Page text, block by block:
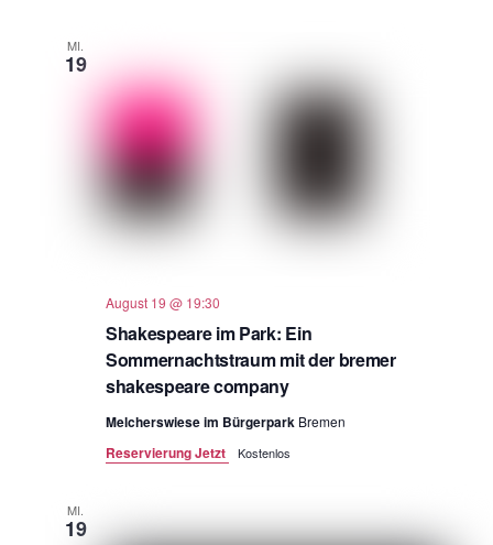
MI.
19
Shakespeare im Park: Ein
Sommernachtstraum mit der bremer
shakespeare company
August 19 @ 19:30
Melcherswiese im Bürgerpark Bremen
Reservierung Jetzt Kostenlos
MI.
19